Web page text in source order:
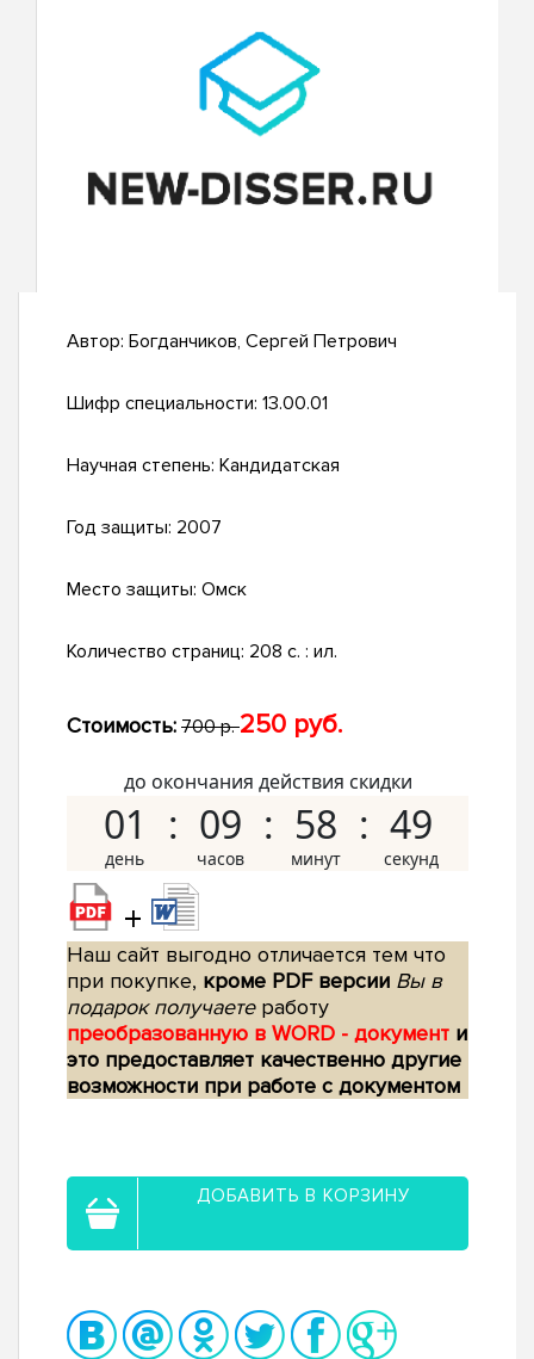
Автор: Богданчиков, Сергей Петрович
Шифр специальности: 13.00.01
Научная степень: Кандидатская
Год защиты: 2007
Место защиты: Омск
Количество страниц: 208 с. : ил.
Стоимость: 700 р.250 руб.
до окончания действия скидки
01 09 58 48
+
Наш сайт выгодно отличается тем что
при покупке, кроме PDF версии Вы в
подарок получаетеработу
преобразованную в WORD - документ и
это предоставляет качественно другие
возможности при работе с документом
ДОБАВИТЬ В КОРЗИНУ